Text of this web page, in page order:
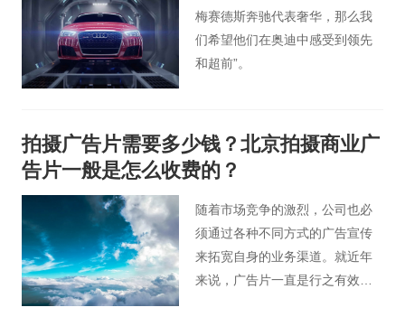
梅赛德斯奔驰代表奢华，那么我
们希望他们在奥迪中感受到领先
和超前”。
拍摄广告片需要多少钱？北京拍摄商业广
告片一般是怎么收费的？
随着市场竞争的激烈，公司也必
须通过各种不同方式的广告宣传
来拓宽自身的业务渠道。就近年
来说，广告片一直是行之有效的